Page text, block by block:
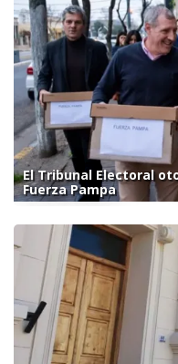
El Tribunal Electoral
Fuerza Pampa